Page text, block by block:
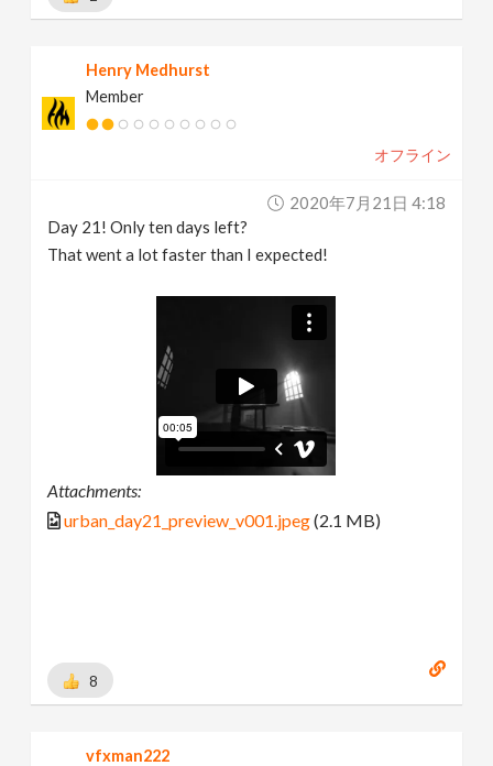
Henry Medhurst
Member
オフライン
2020年7月21日 4:18
Day 21! Only ten days left?
That went a lot faster than I expected!
Attachments:
urban_day21_preview_v001.jpeg(2.1 MB)
8
vfxman222